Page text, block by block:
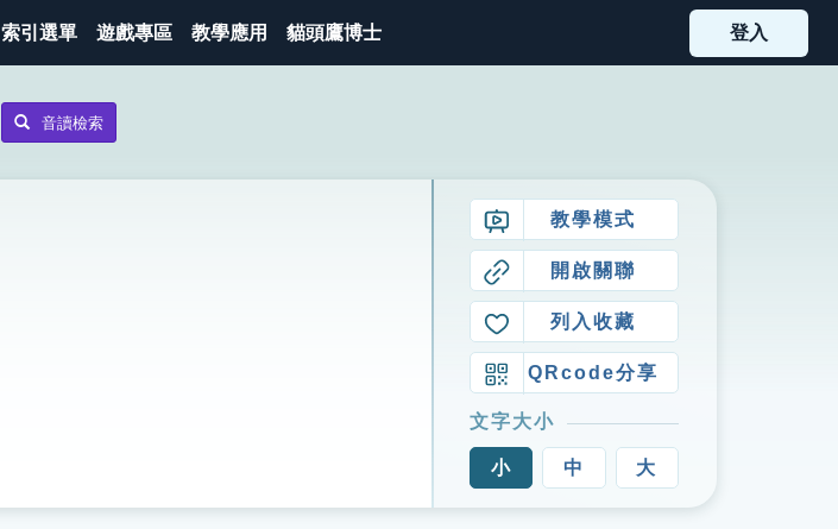
索引選單 遊戲專區 教學應用 貓頭鷹博士 登入
音讀檢索
教學模式
開啟關聯
列入收藏
QRcode分享
文字大小
小 中 大